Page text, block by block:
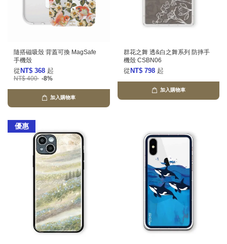
隨搭磁吸殼 背蓋可換 MagSafe
手機殼
從 NT$ 368 起
NT$ 400 -8%
加入購物車
群花之舞 透&白之舞系列 防摔手
機殼 CSBN06
從 NT$ 798 起
加入購物車
優惠